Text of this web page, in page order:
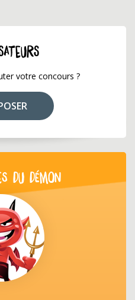
votre concours ?
DU DÉMON